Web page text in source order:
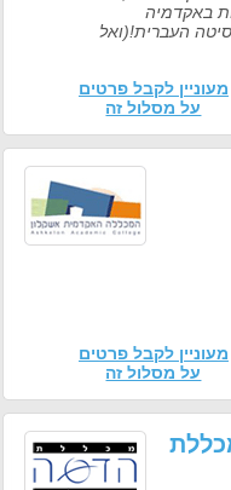
באקדמיה
העברית!(ואל
מעוניין לקבל פרטים
על מסלול זה
מעוניין לקבל פרטים
על מסלול זה